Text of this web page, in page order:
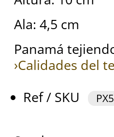
Ala: 4,5 cm
Panamá
›Calidades del
Ref / SKU